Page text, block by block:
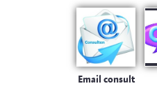
Email consult